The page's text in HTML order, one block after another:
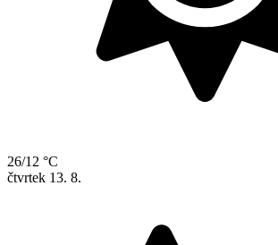
26/12 °C
čtvrtek 13. 8.